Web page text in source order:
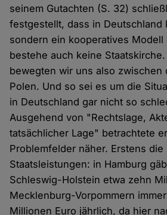
seinem Gutachten (S. 32)
festgestellt, dass in Deutschland
sondern ein kooperatives Modell
bestehe auch keine
bewegten wir uns also zwischen
Polen. Und so sei es um die
in Deutschland gar nicht so
Ausgehend von "Rechtslage,
tatsächlicher Lage" betrachtete
Problemfelder näher. Erstens die
Staatsleistungen: in Hamburg
Schleswig-Holstein etwa zehn
Mecklenburg-Vorpommern
Millionen Euro jährlich, da hier